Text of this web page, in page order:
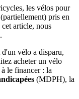
les vélos pour
pris en
cet article, nous
vélo a disparu,
acheter un vélo
le financer : la
(MDPH), la